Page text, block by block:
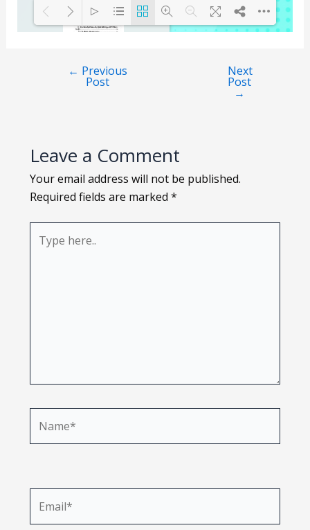
7
8
12
12
← Previous
Post
Next
Post
→
Leave a Comment
Your email address will not be published.
Required fields are marked *
here..